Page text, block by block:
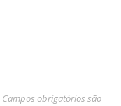
Campos obrigatórios são